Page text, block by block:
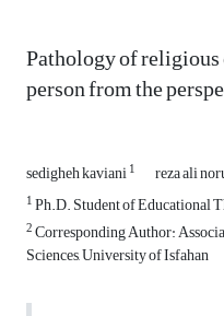
Pathology of
person from the
sedigheh kaviani1 reza ali
1Ph.D. Student of Educational
2Corresponding Author:
Sciences, University of Isfahan